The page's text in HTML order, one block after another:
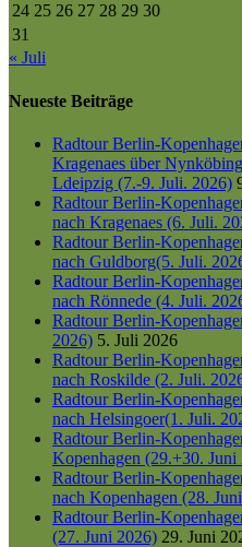
24 25 26 27 28 29 30
31
« Juli
Neueste Beiträge
Radtour Berlin-
Kragenaes über
Ldeipzig (7.-9. Juli. 2026)
Radtour Berlin-
nach Kragenaes (6. Juli.
Radtour Berlin-
nach Guldborg(5. Juli.
Radtour Berlin-
nach Rönnede (4. Juli.
Radtour Berlin-
2026) 5. Juli 2026
Radtour Berlin-
nach Roskilde (2. Juli.
Radtour Berlin-
nach Helsingoer(1. Juli.
Radtour Berlin-
Kopenhagen (29.+30. Juni
Radtour Berlin-
nach Kopenhagen (28.
Radtour Berlin-
(27. Juni 2026) 29. Juni